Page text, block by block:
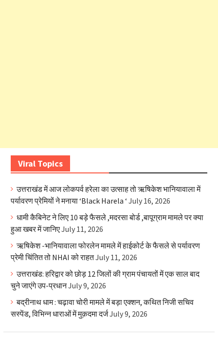
Viral Topics
उत्तराखंड में आज लोकपर्व हरेला का उत्साह तो ऋषिकेश भानियावाला में
पर्यावरण प्रेमियों ने मनाया ‘Black Harela ‘ July 16, 2026
धामी कैबिनेट ने लिए 10 बड़े फैसले ,मदरसा बोर्ड ,बापूग्राम मामले पर क्या
हुआ खबर में जानिएJuly 11, 2026
ऋषिकेश -भानियावाला फोरलेन मामले में हाईकोर्ट के फैसले से पर्यावरण
प्रेमी चिंतित तो NHAI को राहतJuly 11, 2026
उत्तराखंड: हरिद्वार को छोड़ 12 जिलों की ग्राम पंचायतों में एक साल बाद
चुने जाएंगे उप-प्रधानJuly 9, 2026
बद्रीनाथ धाम : चढ़ावा चोरी मामले में बड़ा एक्शन, कथित निजी सचिव
सस्पेंड, विभिन्न धाराओं में मुक़दमा दर्जJuly 9, 2026